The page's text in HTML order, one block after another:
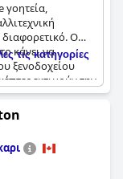
γοητεία,
Ο
κάνει να
ξενοδοχείου
εκτιμούν την
που
Φωλιασμένο
ένα όμορφο
boutique
επιλογή για
τις κατηγορίες